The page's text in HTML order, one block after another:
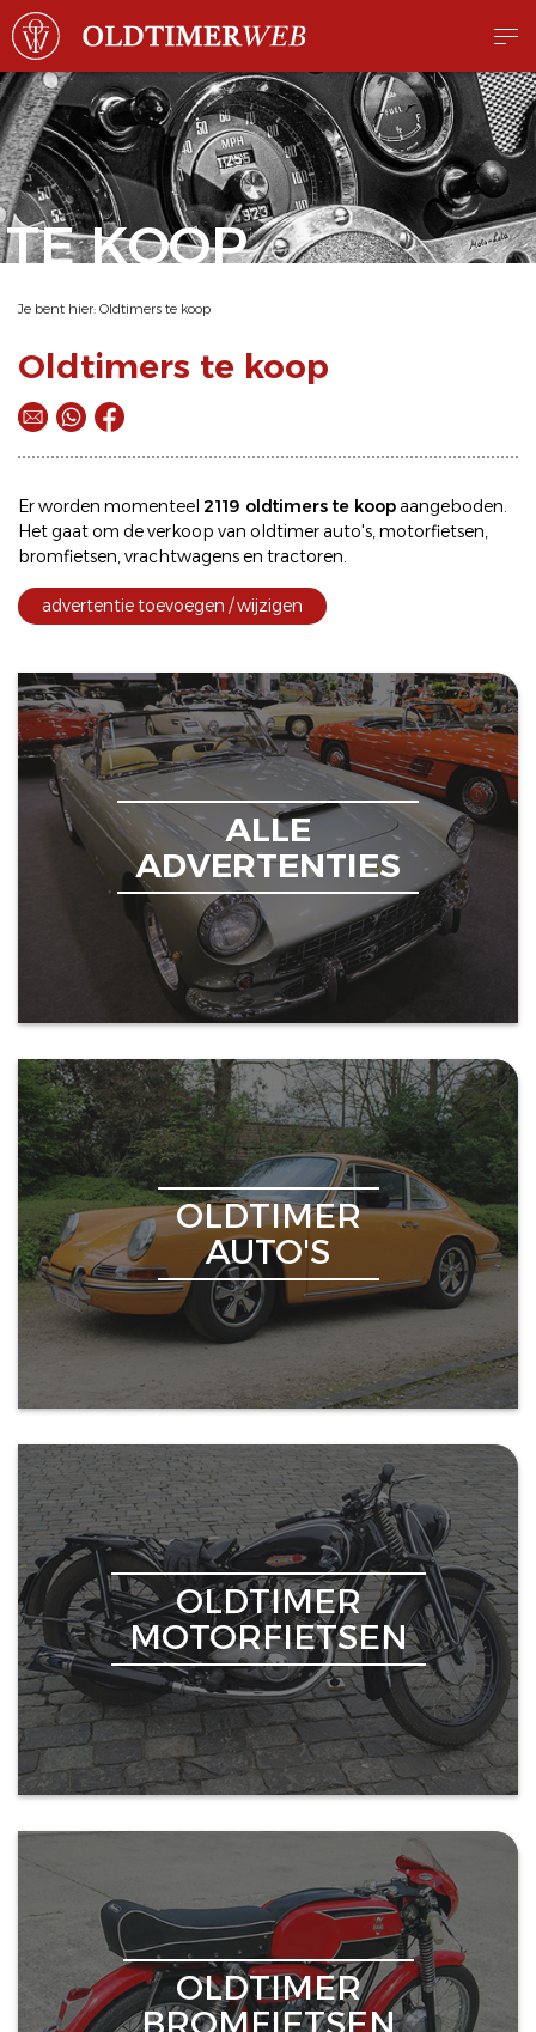
TE KOOP
Je bent hier: Oldtimers te koop
Oldtimers te koop
Er worden momenteel 2119 oldtimers te koopaangeboden.
Het gaat om deverkoop van oldtimerauto's,motorfietsen,
bromfietsen,vrachtwagens en tractoren.
advertentie toevoegen / wijzigen
ALLE
ADVERTENTIES
OLDTIMER
AUTO'S
OLDTIMER
MOTORFIETSEN
OLDTIMER
BROMFIETSEN